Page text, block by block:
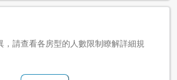
，請查看各房型的人數限制瞭解詳細規